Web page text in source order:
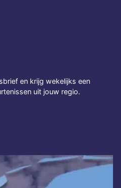
en krijg wekelijks een
uit jouw regio.